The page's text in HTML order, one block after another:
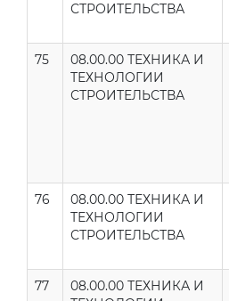
СТРОИТЕЛЬСТВА
75
08.00.00 ТЕХНИКА И
ТЕХНОЛОГИИ
СТРОИТЕЛЬСТВА
76
08.00.00 ТЕХНИКА И
ТЕХНОЛОГИИ
СТРОИТЕЛЬСТВА
77
08.00.00 ТЕХНИКА И